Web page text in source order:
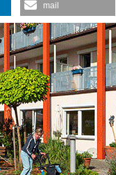
mail